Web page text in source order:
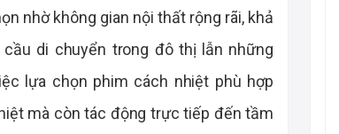
nhờ không gian nội thất rộng rãi, khả
di chuyển trong đô thị lẫn những
lựa chọn phim cách nhiệt phù hợp
mà còn tác động trực tiếp đến tầm